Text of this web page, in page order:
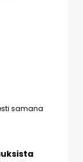
samana